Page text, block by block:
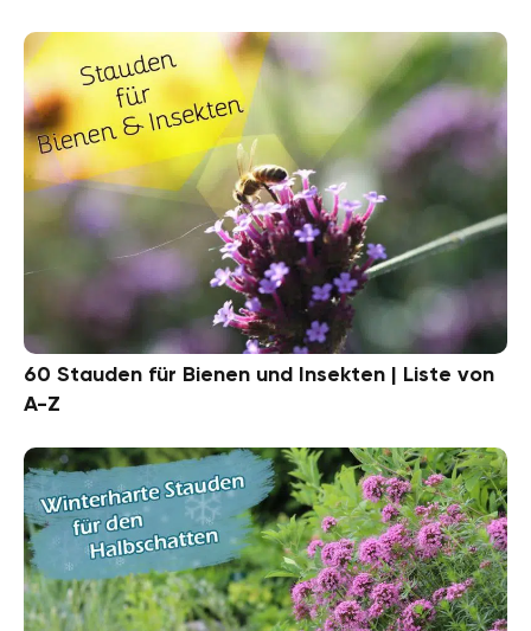
60 Stauden für Bienen und Insekten | Liste von
A-Z